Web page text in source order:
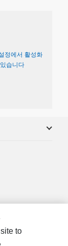
정에서 활성화
습니다
to